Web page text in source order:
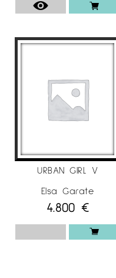
Productores de
L’objectiu del seu
emocions,
tant, crear una
l’observador. Però
són emocions
de les emocions
molt personal
connexió personal
El seu treball
l’abstracció i troba
perfecta per als
Les emocions són
personatges
impuls per passar a
URBAN GIRL V
Elsa Garate
4.800 €